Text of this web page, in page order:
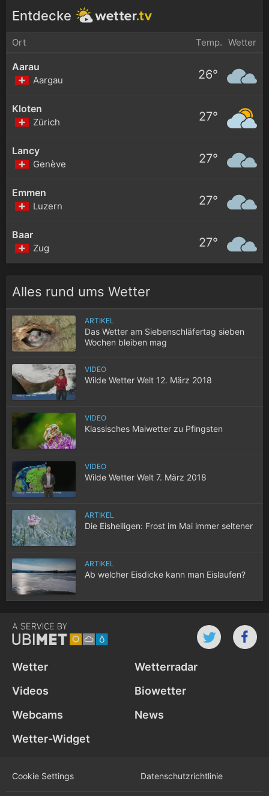
Entdecke
Ort Temp. Wetter
Aarau
Aargau 26°
Kloten
Zürich 27°
Lancy
Genève 27°
Emmen
Luzern 27°
Baar
Zug 27°
Alles rund ums Wetter
ARTIKEL
Das Wetter am Siebenschläfertag sieben
Wochen bleiben mag
VIDEO
Wilde Wetter Welt 12. März 2018
VIDEO
Klassisches Maiwetter zu Pfingsten
VIDEO
Wilde Wetter Welt 7. März 2018
ARTIKEL
Die Eisheiligen: Frost im Mai immer seltener
ARTIKEL
Ab welcher Eisdicke kann man Eislaufen?
Wetter
Wetterradar
Videos
Biowetter
Webcams
News
Wetter-Widget
Cookie Settings Datenschutz­richtlinie